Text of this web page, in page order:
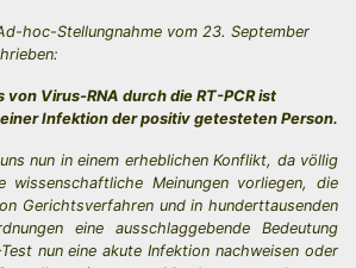
hoc-Stellungnahme vom 23. September
von Virus-RNA durch die RT-PCR ist
Infektion der positiv getesteten Person.
nun in einem erheblichen Konflikt, da völlig
wissenschaftliche Meinungen vorliegen, die
Gerichtsverfahren und in hunderttausenden
eine ausschlaggebende Bedeutung
nun eine akute Infektion nachweisen oder